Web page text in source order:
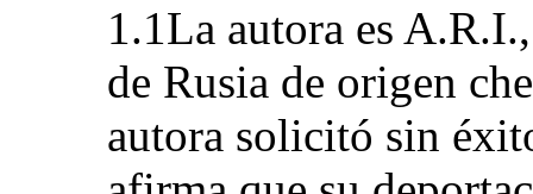
1.1La autora es
de Rusia de origen
autora solicitó sin